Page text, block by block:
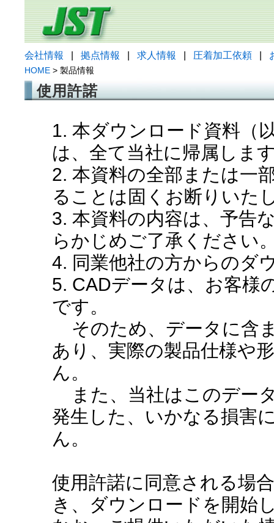
会社情報 拠点情報 求人情報 圧着加工依頼
HOME > 製品情報
使用許諾
1. 本ダウンロード資料（
は、全て当社に帰属しま
2. 本資料の全部または一
ることは固くお断りいた
3. 本資料の内容は、予告
らかじめご了承ください
4. 同業他社の方からのダ
5. CADデータは、お客様
です。
そのため、データに含
あり、実際の製品仕様や
ん。
また、当社はこのデー
発生した、いかなる損害
ん。
使用許諾に同意される場
き、ダウンロードを開始